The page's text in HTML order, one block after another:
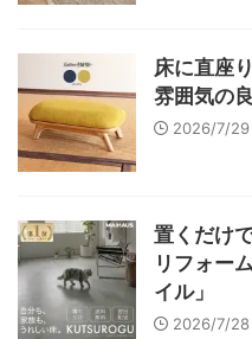
床に直座
雰囲気の
2026/7/29
置くだけ
リフォー
イル」
2026/7/28